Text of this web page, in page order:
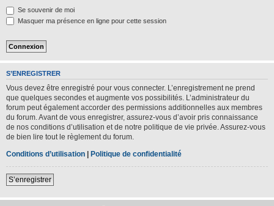
Se souvenir de moi
Masquer ma présence en ligne pour cette session
S’ENREGISTRER
Vous devez être enregistré pour vous connecter. L’enregistrement ne prend
que quelques secondes et augmente vos possibilités. L’administrateur du
forum peut également accorder des permissions additionnelles aux membres
du forum. Avant de vous enregistrer, assurez-vous d’avoir pris connaissance
de nos conditions d’utilisation et de notre politique de vie privée. Assurez-vous
de bien lire tout le règlement du forum.
Conditions d’utilisation | Politique de confidentialité
S’enregistrer